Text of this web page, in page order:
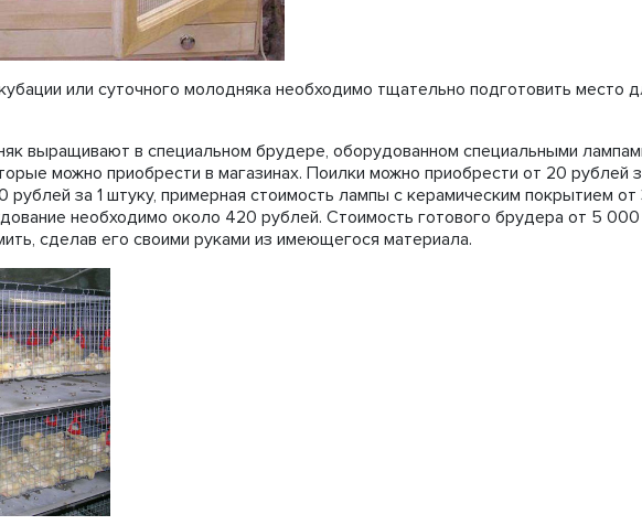
или суточного молодняка необходимо тщательно подготовить место
выращивают в специальном брудере, оборудованном специальными
можно приобрести в магазинах. Поилки можно приобрести от 20 рублей
рублей за 1 штуку, примерная стоимость лампы с керамическим покрытием
необходимо около 420 рублей. Стоимость готового брудера от 5 000
сделав его своими руками из имеющегося материала.